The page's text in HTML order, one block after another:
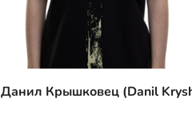
Данил Крышковец (Danil